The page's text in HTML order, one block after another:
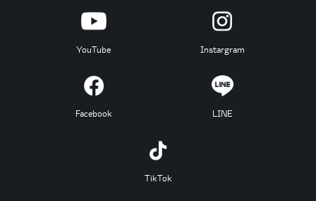
YouTube Instargram
Facebook LINE
TikTok